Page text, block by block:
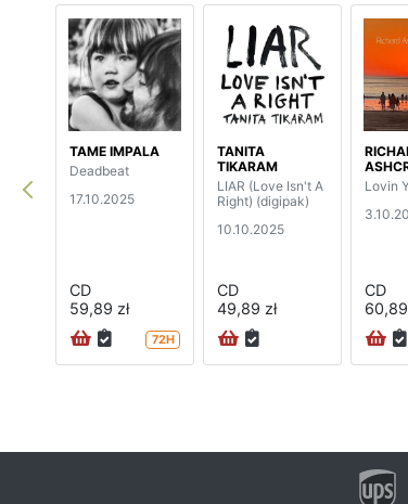
TAME IMPALA
Deadbeat
17.10.2025
CD
59,89 zł
72H
TANITA
TIKARAM
LIAR (Love Isn't A
Right) (digipak)
10.10.2025
CD
49,89 zł
Lovin
CD
60,89